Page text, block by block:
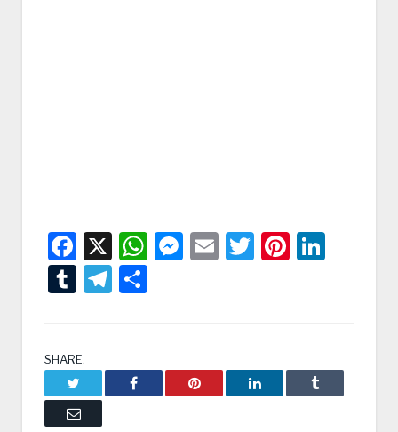
Facebook
X WhatsApp
Messenger
EmailTwitter
TumblrTelegram
SHARE.
Facebook Pinterest LinkedIn Tumblr
Email